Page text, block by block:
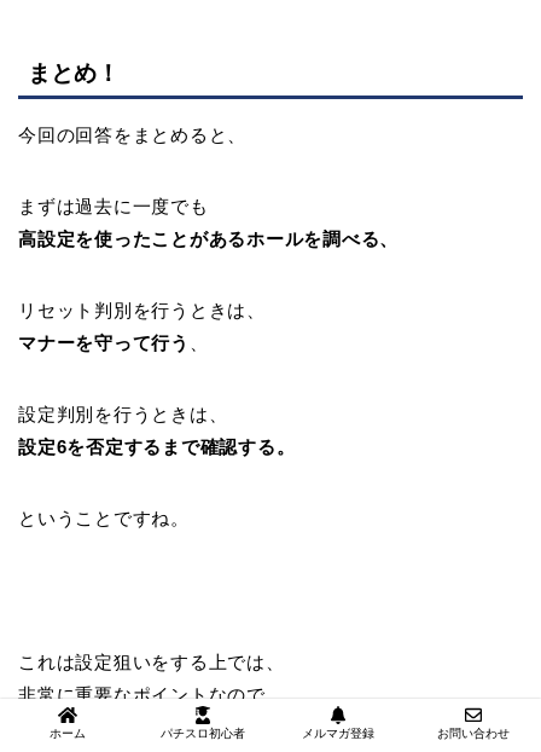
まとめ！
今回の回答をまとめると、
まずは過去に一度でも
高設定を使ったことがあるホールを調べる、
リセット判別を行うときは、
マナーを守って行う
設定判別を行うときは、
設定6を否定するまで確認する。
ということですね。
これは設定狙いをする上では、
非常に重要なポイントなので、
必ず覚えておきましょう^^
ホーム パチスロ初心者 メルマガ登録 お問い合わせ